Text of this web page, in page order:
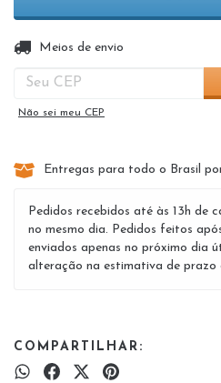
Entregas para o CEP:
Meios de envio
Não sei meu CEP
Entregas para todo o Brasil
Pedidos recebidos até às 13h de
no mesmo dia. Pedidos feitos
enviados apenas no próximo dia
alteração na estimativa de prazo
COMPARTILHAR: